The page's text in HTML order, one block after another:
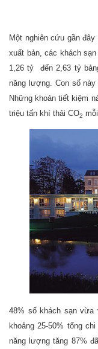
Một nghiên cứu gần
xuất bản, các khách
1,26 tỷ đến 2,63 tỷ
năng lượng. Con số
Những khoản tiết kiệm
triệu tấn khí thải CO2­
48% số khách sạn vừa
khoảng 25-50% tổng
năng lượng tăng 87%